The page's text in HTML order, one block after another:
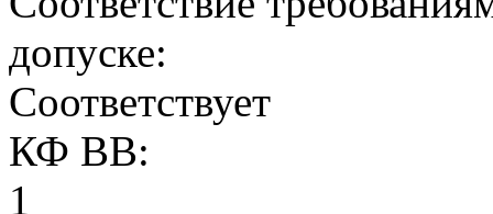
допуске:
Соответствует
КФ ВВ:
1